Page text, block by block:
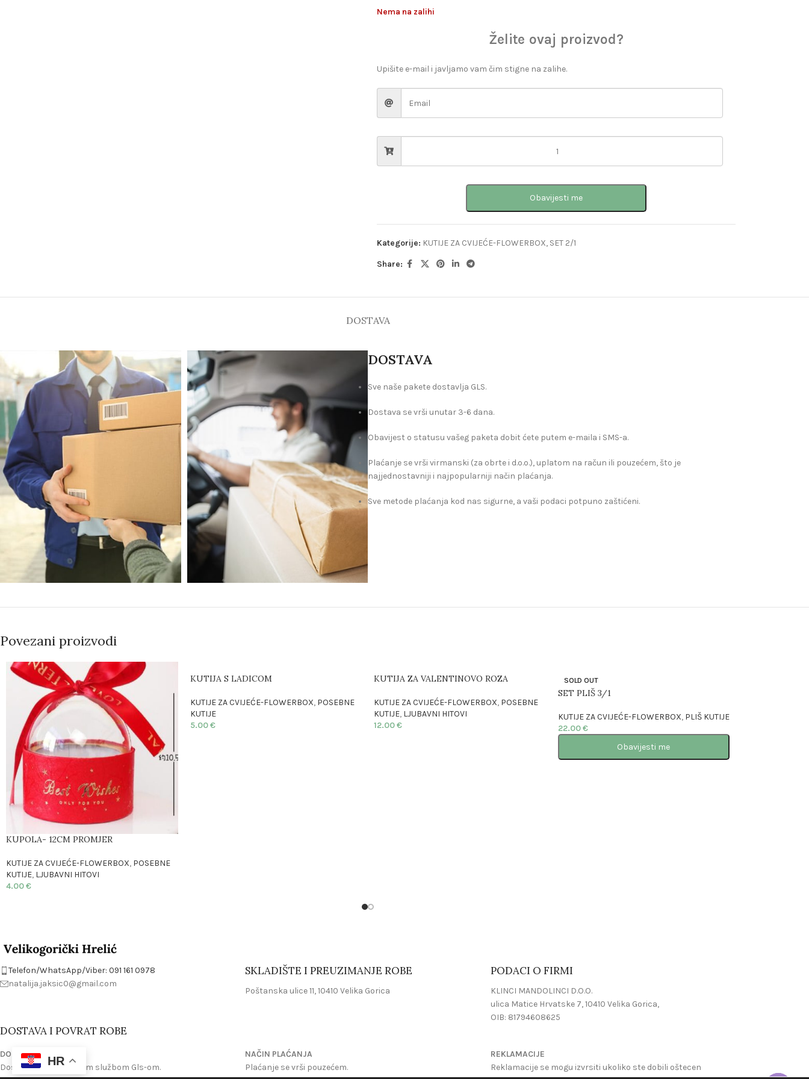
Nema na zalihi
Želite ovaj proizvod?
Upišite e-mail i javljamo vam čim stigne na zalihe.
Obavijesti me
Kategorije: KUTIJE ZA CVIJEĆE-FLOWERBOX, SET 2/1
Share:
DOSTAVA
DOSTAVA
Sve naše pakete dostavlja GLS.
Dostava se vrši unutar 3-6 dana.
Obavijest o statusu vašeg paketa dobit ćete putem e-maila i SMS-a.
Plaćanje se vrši virmanski (za obrte i d.o.o.), uplatom na račun ili pouzećem, što je
najjednostavniji i najpopularniji način plaćanja.
Sve metode plaćanja kod nas sigurne, a vaši podaci potpuno zaštićeni.
Povezani proizvodi
KUPOLA- 12CM PROMJER
KUTIJE ZA CVIJEĆE-FLOWERBOX, POSEBNE
KUTIJE, LJUBAVNI HITOVI
4.00€
KUTIJA S LADICOM
KUTIJE ZA CVIJEĆE-FLOWERBOX, POSEBNE
KUTIJE
5.00€
KUTIJA ZA VALENTINOVO ROZA
KUTIJE ZA CVIJEĆE-FLOWERBOX, POSEBNE
KUTIJE, LJUBAVNI HITOVI
12.00€
SOLD OUT
SET PLIŠ 3/1
KUTIJE ZA CVIJEĆE-FLOWERBOX, PLIŠ KUTIJE
22.00€
Obavijesti me
Telefon/WhatsApp/Viber: 091 161 0978
natalija.jaksic0@gmail.com
SKLADIŠTE I PREUZIMANJE ROBE
Poštanska ulice 11, 10410 Velika Gorica
PODACI O FIRMI
KLINCI MANDOLINCI D.O.O.
ulica Matice Hrvatske 7, 10410 Velika Gorica,
OIB: 81794608625
DOSTAVA I POVRAT ROBE
DOSTAVA
Dostavljamo kurirskom službom Gls-om.
NAČIN PLAĆANJA
Plaćanje se vrši pouzećem.
REKLAMACIJE
Reklamacije se mogu izvrsiti ukoliko ste dobili oštecen
HR